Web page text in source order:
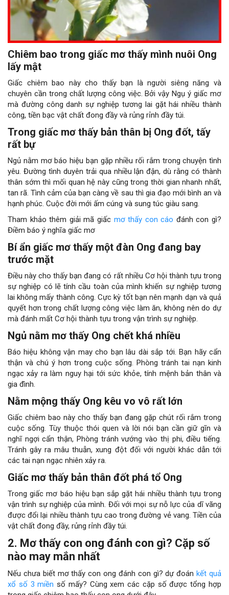
Chiêm bao trong giấc mơ thấy mình nuôi Ong
lấy mật
Giấc chiêm bao này cho thấy bạn là người siêng năng và
chuyên cần trong chất lượng công việc. Bởi vậy Ngụ ý giấc mơ
mà đường công danh sự nghiệp tương lai gặt hái nhiều thành
công, tiền bạc vật chất đong đầy và rủng rỉnh đầy túi.
Trong giấc mơ thấy bản thân bị Ong đốt, tấy
rất bự
Ngủ nằm mơ báo hiệu bạn gặp nhiều rối rắm trong chuyện tình
yêu. Đường tình duyên trải qua nhiều lận đận, dù rằng có thành
thân sớm thì mối quan hệ này cũng trong thời gian nhanh nhất,
tan rã. Tình cảm của bạn càng về sau thì gia đạo mới bình an và
hạnh phúc. Cuộc đời mới ấm cúng và sung túc giàu sang.
Tham khảo thêm giải mã giấc mơ thấy con cáo đánh con gì?
Điềm báo ý nghĩa giấc mơ
Bí ẩn giấc mơ thấy một đàn Ong đang bay
trước mặt
Điều này cho thấy bạn đang có rất nhiều Cơ hội thành tựu trong
sự nghiệp có lẽ tính cầu toàn của mình khiến sự nghiệp tương
lai không mấy thành công. Cực kỳ tốt bạn nên mạnh dạn và quả
quyết hơn trong chất lượng công việc làm ăn, không nên do dự
mà đánh mất Cơ hội thành tựu trong vận trình sự nghiệp.
Ngủ nằm mơ thấy Ong chết khá nhiều
Báo hiệu không vận may cho bạn lâu dài sắp tới. Bạn hãy cẩn
thận và chú ý hơn trong cuộc sống. Phòng tránh tai nạn kinh
ngạc xảy ra làm nguy hại tới sức khỏe, tính mệnh bản thân và
gia đình.
Nằm mộng thấy Ong kêu vo vô rất lớn
Giấc chiêm bao này cho thấy bạn đang gặp chút rối rắm trong
cuộc sống. Tùy thuộc thói quen và lời nói bạn cần giữ gĩn và
nghĩ ngợi cẩn thận, Phòng tránh vướng vào thị phi, điều tiếng.
Tránh gây ra mâu thuẫn, xung đột đối với người khác dẫn tới
các tai nạn ngạc nhiên xảy ra.
Giấc mơ thấy bản thân đốt phá tổ Ong
Trong giấc mơ báo hiệu bạn sắp gặt hái nhiều thành tựu trong
vận trình sự nghiệp của mình. Đối với mọi sự nỗ lực của dĩ vãng
được đổi lại nhiều thành tựu cao trong đường vẻ vang. Tiền của
vật chất đong đầy, rủng rỉnh đầy túi.
2. Mơ thấy con ong đánh con gì? Cặp số
nào may mắn nhất
Nếu chưa biết mơ thấy con ong đánh con gì? dự đoánkết quả
xổ số 3 miền số mấy? Cùng xem các cặp số được tổng hợp